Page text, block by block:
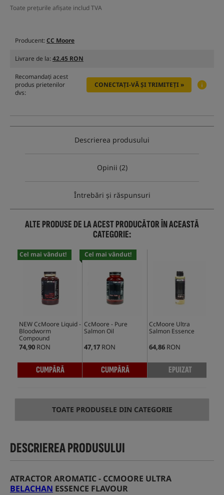
Toate prețurile afișate includ TVA
Producent:CC Moore
Livrare de la:42.45 RON
Recomandați acest
produs prietenilor
dvs:
CONECTAȚI-VĂ ȘI TRIMITEȚI »
Descrierea produsului
Opinii (2)
Întrebări și răspunsuri
ALTE PRODUSE DE LA ACEST PRODUCĂTOR ÎN ACEASTĂ
CATEGORIE:
Cel mai vândut!
NEW CcMoore Liquid -
Bloodworm
Compound
74,90 RON
CUMPĂRĂ
Cel mai vândut!
CcMoore - Pure
Salmon Oil
47,17 RON
CUMPĂRĂ
CcMoore Ultra
Salmon Essence
64,86 RON
EPUIZAT
TOATE PRODUSELE DIN CATEGORIE
DESCRIEREA PRODUSULUI
ATRACTOR AROMATIC - CCMOORE ULTRA
BELACHAN ESSENCE FLAVOUR